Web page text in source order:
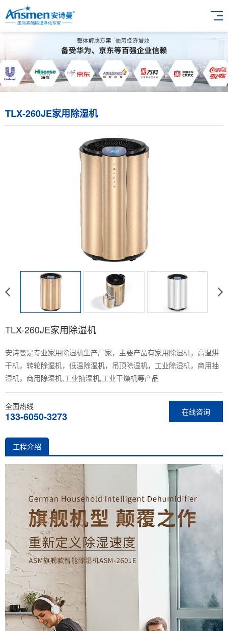
TLX-260JE家用除湿机
TLX-260JE家用除湿机
安诗曼是专业家用除湿机生产厂家，主要产品有家用除湿机，高温烘
干机，转轮除湿机，低温除湿机，吊顶除湿机，工业除湿机，商用抽
湿机，商用除湿机,工业抽湿机,工业干燥机等产品
在线咨询
全国热线
133-6050-3273
工程介绍